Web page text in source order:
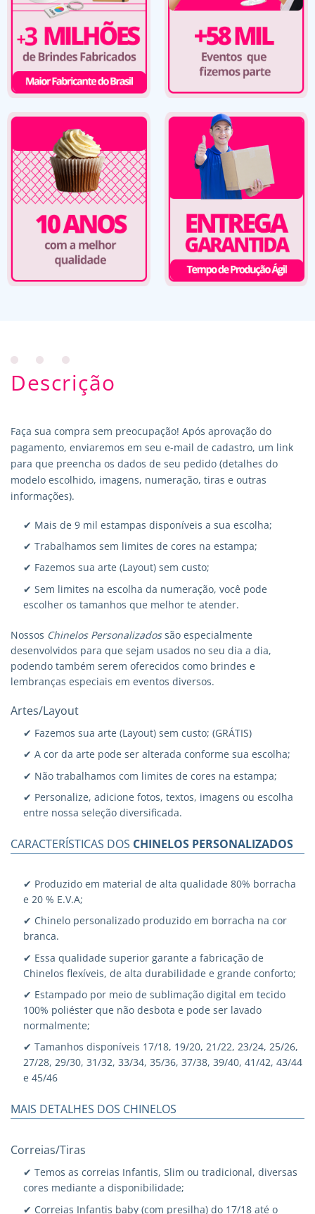
Descrição
Faça sua compra sem preocupação! Após aprovação do
pagamento, enviaremos em seu e-mail de cadastro, um link
para que preencha os dados de seu pedido (detalhes do
modelo escolhido, imagens, numeração, tiras e outras
informações).
✔ Mais de 9 mil estampas disponíveis a sua escolha;
✔ Trabalhamos sem limites de cores na estampa;
✔ Fazemos sua arte (Layout) sem custo;
✔ Sem limites na escolha da numeração, você pode
escolher os tamanhos que melhor te atender.
Nossos Chinelos Personalizadossão especialmente
desenvolvidos para que sejam usados no seu dia a dia,
podendo também serem oferecidos como brindes e
lembranças especiais em eventos diversos.
Artes/Layout
✔ Fazemos sua arte (Layout) sem custo; (GRÁTIS)
✔ A cor da arte pode ser alterada conforme sua escolha;
✔ Não trabalhamos com limites de cores na estampa;
✔ Personalize, adicione fotos, textos, imagens ou escolha
entre nossa seleção diversificada.
CARACTERÍSTICAS DOS CHINELOS PERSONALIZADOS
✔ Produzido em material de alta qualidade 80% borracha
e 20 % E.V.A;
✔ Chinelo personalizado produzido em borracha na cor
branca.
✔ Essa qualidade superior garante a fabricação de
Chinelos flexíveis, de alta durabilidade e grande conforto;
✔ Estampado por meio de sublimação digital em tecido
100% poliéster que não desbota e pode ser lavado
normalmente;
✔ Tamanhos disponíveis 17/18, 19/20, 21/22, 23/24, 25/26,
27/28, 29/30, 31/32, 33/34, 35/36, 37/38, 39/40, 41/42, 43/44
e 45/46
MAIS DETALHES DOS CHINELOS
Correias/Tiras
✔ Temos as correias Infantis, Slim ou tradicional, diversas
cores mediante a disponibilidade;
✔ Correias Infantis baby (com presilha) do 17/18 até o